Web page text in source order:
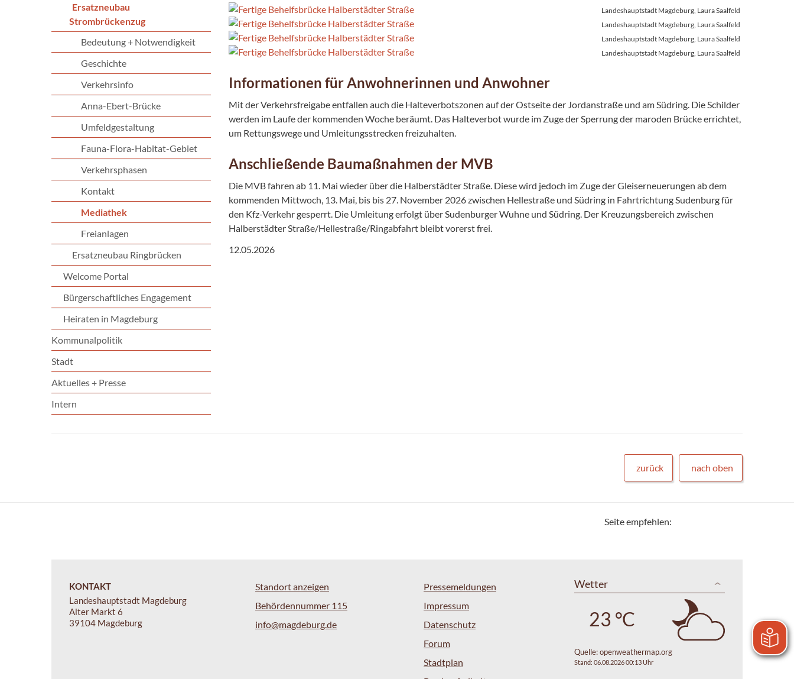
Ersatzneubau
Strombrückenzug
Bedeutung + Notwendigkeit
Geschichte
Verkehrsinfo
Anna-Ebert-Brücke
Umfeldgestaltung
Fauna-Flora-Habitat-Gebiet
Verkehrsphasen
Kontakt
Mediathek
Freianlagen
Ersatzneubau Ringbrücken
Welcome Portal
Bürgerschaftliches Engagement
Heiraten in Magdeburg
Kommunalpolitik
Stadt
Aktuelles + Presse
Intern
Landeshauptstadt Magdeburg, Laura Saalfeld
Landeshauptstadt Magdeburg, Laura Saalfeld
Landeshauptstadt Magdeburg, Laura Saalfeld
Landeshauptstadt Magdeburg, Laura Saalfeld
Informationen für Anwohnerinnen und Anwohner
Mit der Verkehrsfreigabe entfallen auch die Halteverbotszonen auf der Ostseite der Jordanstraße und am Südring. Die Schilder
werden im Laufe der kommenden Woche beräumt. Das Halteverbot wurde im Zuge der Sperrung der maroden Brücke errichtet,
um Rettungswege und Umleitungsstrecken freizuhalten.
Anschließende Baumaßnahmen der MVB
Die MVB fahren ab 11. Mai wieder über die Halberstädter Straße. Diese wird jedoch im Zuge der Gleiserneuerungen ab dem
kommenden Mittwoch, 13. Mai, bis bis 27. November 2026 zwischen Hellestraße und Südring in Fahrtrichtung Sudenburg für
den Kfz-Verkehr gesperrt. Die Umleitung erfolgt über Sudenburger Wuhne und Südring. Der Kreuzungsbereich zwischen
Halberstädter Straße/Hellestraße/Ringabfahrt bleibt vorerst frei.
12.05.2026
zurück nach oben
Seite empfehlen:
KONTAKT
Landeshauptstadt Magdeburg
Alter Markt 6
39104 Magdeburg
Standort anzeigen
Behördennummer 115
info@magdeburg.de
Pressemeldungen
Impressum
Datenschutz
Forum
Stadtplan
Wetter
23 °C
Quelle:openweathermap.org
Stand: 06.08.2026 00:13 Uhr